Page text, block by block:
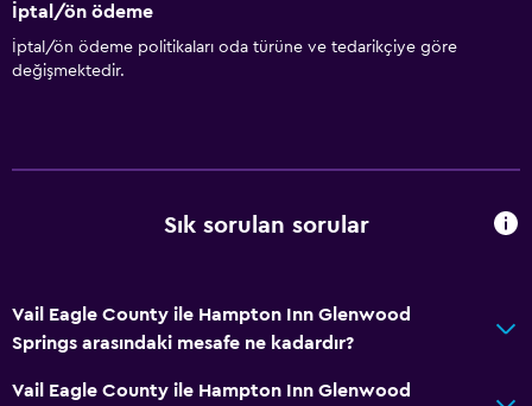
İptal/ön ödeme
İptal/ön ödeme politikaları oda türüne ve tedarikçiye göre
değişmektedir.
Sık sorulan sorular
Vail Eagle County ile Hampton Inn Glenwood
Springs arasındaki mesafe ne kadardır?
Vail Eagle County ile Hampton Inn Glenwood